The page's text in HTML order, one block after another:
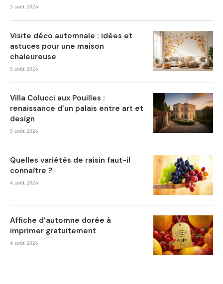
5 août 2026
Visite déco automnale : idées et
astuces pour une maison
chaleureuse
5 août 2026
Villa Colucci aux Pouilles :
renaissance d’un palais entre art et
design
5 août 2026
Quelles variétés de raisin faut-il
connaître ?
4 août 2026
Affiche d’automne dorée à
imprimer gratuitement
4 août 2026